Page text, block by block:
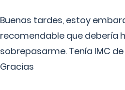
Buenas tardes, estoy
recomendable que debería
sobrepasarme. Tenía IMC de
Gracias